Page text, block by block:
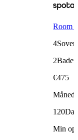
Room
4
2
€475
Måned
120
Min